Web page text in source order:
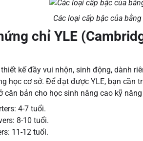
Các loại cấp bậc của
chỉ YLE
kế đầy vui nhộn, sinh động, dành
học cơ sở. Để đạt được YLE, bạn cần
căn bản cho học sinh nâng cao kỹ
4-7 tuổi.
8-10 tuổi.
11-12 tuổi.